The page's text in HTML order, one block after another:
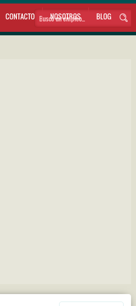
CONTACTO NOSOTROS BLOG